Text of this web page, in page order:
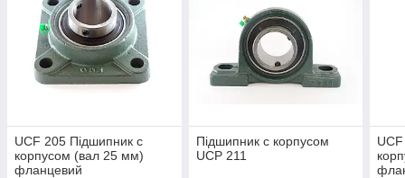
UCF 205 Підшипник c
корпусом (вал 25 мм)
фланцевий
Підшипник c корпусом
UCP 211